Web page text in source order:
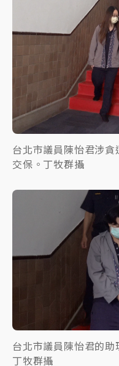
台北市議員陳怡君涉
交保。丁牧群攝
台北市議員陳怡君的
丁牧群攝